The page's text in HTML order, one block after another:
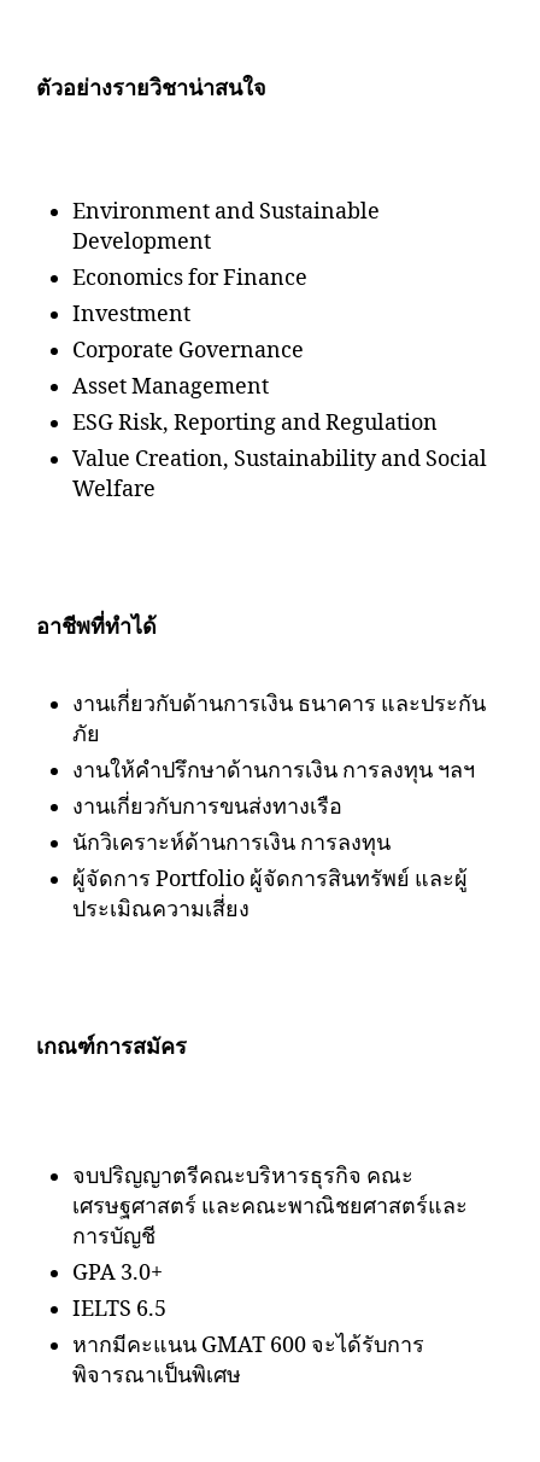
ตัวอย่างรายวิชาน่าสนใจ
Environment and Sustainable
Development
Economics for Finance
Investment
Corporate Governance
Asset Management
ESG Risk, Reporting and Regulation
Value Creation, Sustainability and Social
Welfare
อาชีพที่ทำได้
งานเกี่ยวกับด้านการเงิน ธนาคาร และประกัน
ภัย
งานให้คำปรึกษาด้านการเงิน การลงทุน ฯลฯ
งานเกี่ยวกับการขนส่งทางเรือ
นักวิเคราะห์ด้านการเงิน การลงทุน
ผู้จัดการ Portfolio ผู้จัดการสินทรัพย์ และผู้
ประเมิณความเสี่ยง
เกณฑ์การสมัคร
จบปริญญาตรีคณะบริหารธุรกิจ คณะ
เศรษฐศาสตร์ และคณะพาณิชยศาสตร์และ
การบัญชี
GPA 3.0+
IELTS 6.5
หากมีคะแนน GMAT 600 จะได้รับการ
พิจารณาเป็นพิเศษ